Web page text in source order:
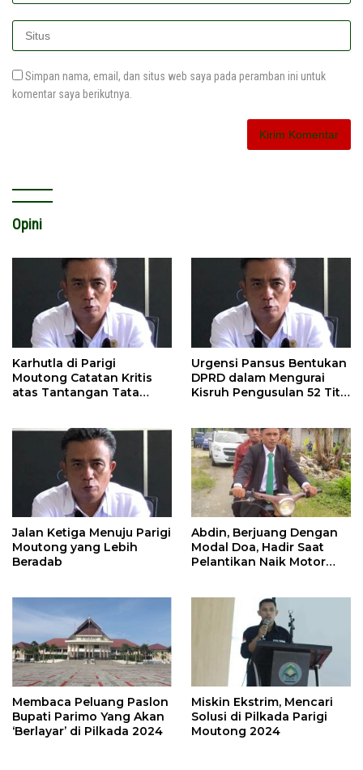
Simpan nama, email, dan situs web saya pada peramban ini untuk
komentar saya berikutnya.
Opini
Karhutla di Parigi
Moutong Catatan Kritis
atas Tantangan Tata
Urgensi Pansus Bentukan
DPRD dalam Mengurai
Kisruh Pengusulan 52 Titik
Jalan Ketiga Menuju Parigi
Moutong yang Lebih
Beradab
Abdin, Berjuang Dengan
Modal Doa, Hadir Saat
Pelantikan Naik Motor
Membaca Peluang Paslon
Bupati Parimo Yang Akan
‘Berlayar’ di Pilkada 2024
Miskin Ekstrim, Mencari
Solusi di Pilkada Parigi
Moutong 2024